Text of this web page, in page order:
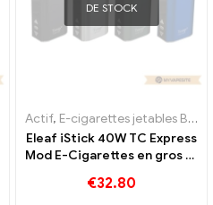
DE STOCK
Actif, E-cigarettes jetables Belgique
Eleaf iStick 40W TC Express
Mod E-Cigarettes en gros 丨
€32.80